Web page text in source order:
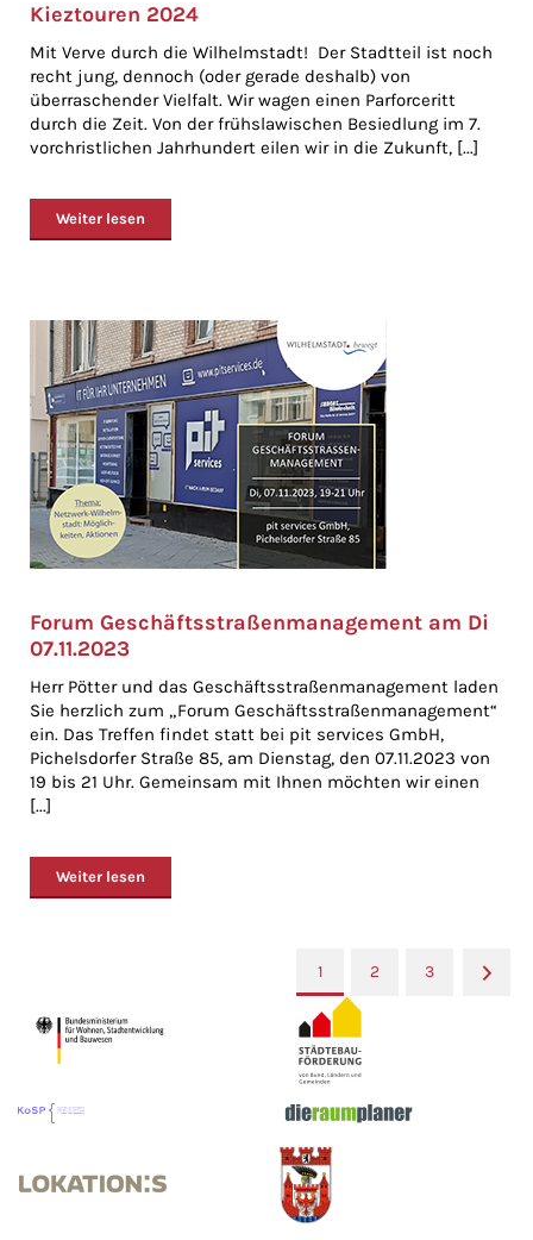
Kieztouren 2024
Mit Verve durch die Wilhelmstadt! Der Stadtteil ist noch
recht jung, dennoch (oder gerade deshalb) von
überraschender Vielfalt. Wir wagen einen Parforceritt
durch die Zeit. Von der frühslawischen Besiedlung im 7.
vorchristlichen Jahrhundert eilen wir in die Zukunft, [...]
Weiter lesen
Forum Geschäftsstraßenmanagement am Di
07.11.2023
Herr Pötter und das Geschäftsstraßenmanagement laden
Sie herzlich zum „Forum Geschäftsstraßenmanagement“
ein. Das Treffen findet statt bei pit services GmbH,
Pichelsdorfer Straße 85, am Dienstag, den 07.11.2023 von
19 bis 21 Uhr. Gemeinsam mit Ihnen möchten wir einen
[...]
Weiter lesen
1 2 3 »